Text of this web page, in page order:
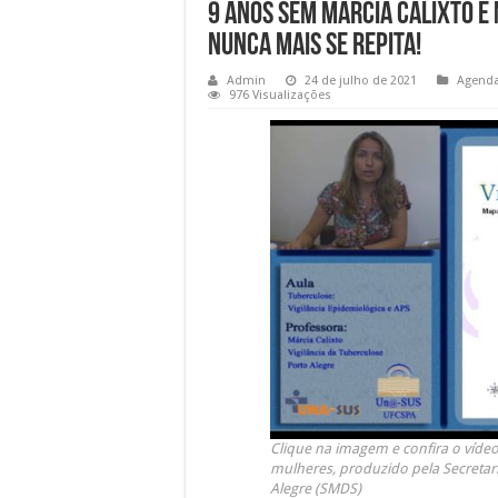
9 anos sem Márcia Calixto
nunca mais se repita!
Admin 24 de julho de 2021 Agenda
976 Visualizações
Clique na imagem e confira o
mulheres, produzido pela
Alegre (SMDS)